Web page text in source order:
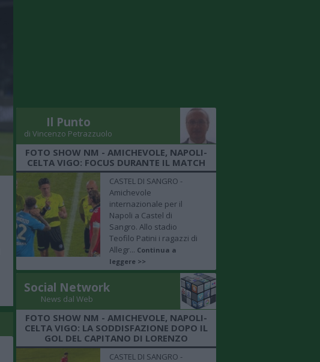
Il Punto
di Vincenzo Petrazzuolo
FOTO SHOW NM - AMICHEVOLE, NAPOLI-
CELTA VIGO: FOCUS DURANTE IL MATCH
CASTEL DI SANGRO -
Amichevole
internazionale per il
Napoli a Castel di
Sangro. Allo stadio
Teofilo Patini i ragazzi di
Allegr... Continua a
leggere >>
Social Network
News dal Web
FOTO SHOW NM - AMICHEVOLE, NAPOLI-
CELTA VIGO: LA SODDISFAZIONE DOPO IL
GOL DEL CAPITANO DI LORENZO
CASTEL DI SANGRO -